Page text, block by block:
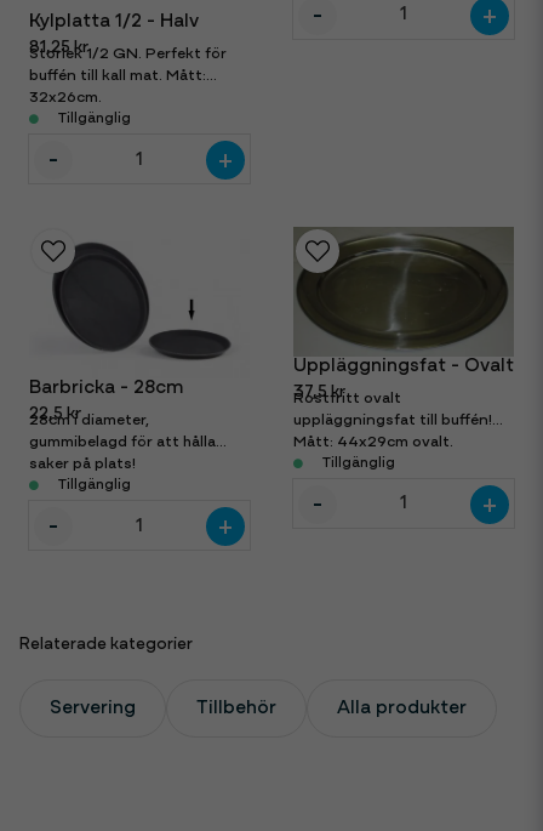
Kylplatta 1/2 - Halv
81,25 kr
Storlek 1/2 GN. Perfekt för
buffén till kall mat. Mått:
32x26cm.
Tillgänglig
- +
- +
Barbricka - 28cm
22,5 kr
28cm i diameter,
gummibelagd för att hålla
saker på plats!
Tillgänglig
- +
Uppläggningsfat - Ovalt
37,5 kr
Rostfritt ovalt
uppläggningsfat till buffén!
Mått: 44x29cm ovalt.
Tillgänglig
- +
Relaterade kategorier
Servering Tillbehör Alla produkter